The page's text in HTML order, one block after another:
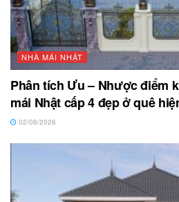
NHÀ MÁI NHẬT
Phân tích Ưu – Nhược điểm
mái Nhật cấp 4 đẹp ở quê
02/08/2026